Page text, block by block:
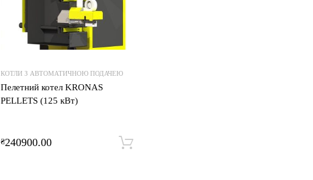
КОТЛИ З АВТОМАТИЧНОЮ ПОДАЧЕЮ
Пелетний котел KRONAS
PELLETS (125 кВт)
₴240900.00